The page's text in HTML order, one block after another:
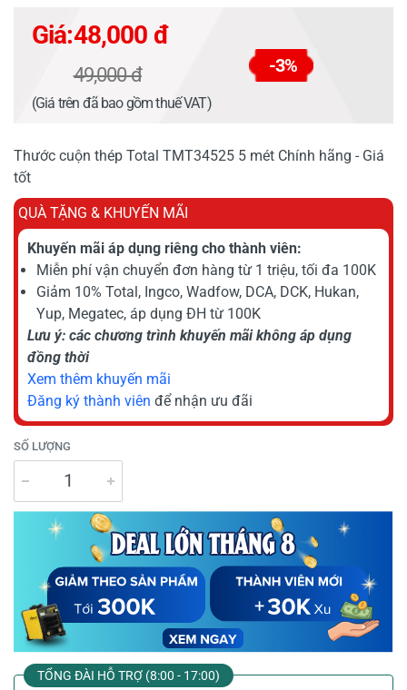
Giá:48,000 đ
49,000 đ -3%
(Giá trên đã bao gồm thuế VAT)
Thước cuộn thép Total TMT34525 5 mét Chính hãng - Giá
tốt
QUÀ TẶNG & KHUYẾN MÃI
Khuyến mãi áp dụng riêng cho thành viên:
Miễn phí vận chuyển đơn hàng từ 1 triệu, tối đa 100K
Giảm 10% Total, Ingco, Wadfow, DCA, DCK, Hukan,
Yup, Megatec, áp dụng ĐH từ 100K
Lưu ý: các chương trình khuyến mãi không áp dụng
đồng thời
Xem thêm khuyến mãi
Đăng ký thành viên để nhận ưu đãi
SỐ LƯỢNG
TỔNG ĐÀI HỖ TRỢ (8:00 - 17:00)